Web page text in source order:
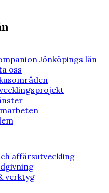
Jönköpings län
oss
affärsutveckling
verktyg